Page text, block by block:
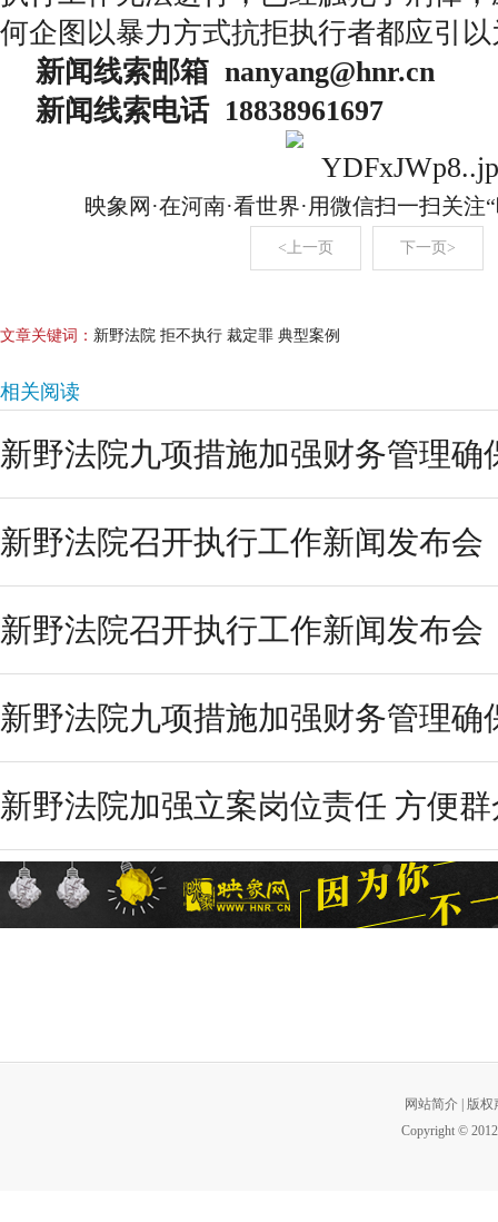
何企图以暴力方式抗拒执行者都应引
新闻线索邮箱
新闻线索电话 18838961697
映象网·在河南·看世界·用微信扫一扫关注
<上一页 下一页>
文章关键词： 新野法院 拒不执行 裁定罪 典型案例
相关阅读
新野法院九项措施加强财务管理确
新野法院召开执行工作新闻发布会
新野法院召开执行工作新闻发布会
新野法院九项措施加强财务管理确
新野法院加强立案岗位责任 方便
网站简介
版权
Copyright ©